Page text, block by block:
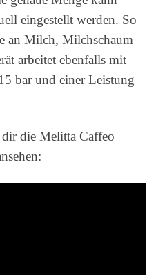
eingestellt werden. So
an Milch, Milchschaum
arbeitet ebenfalls mit
bar und einer Leistung
die Melitta Caffeo